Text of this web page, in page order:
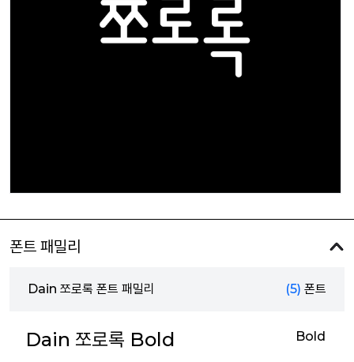
폰트 패밀리
Dain 쪼로록 폰트 패밀리 (5) 폰트
Dain 쪼로록 Bold Bold